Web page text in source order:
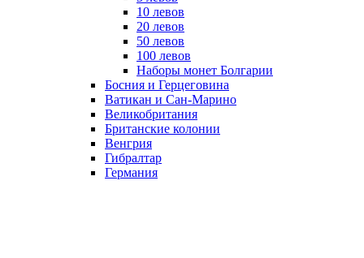
10 левов
20 левов
50 левов
100 левов
Наборы монет Болгарии
Босния и Герцеговина
Ватикан и Сан-Марино
Великобритания
Британские колонии
Венгрия
Гибралтар
Германия